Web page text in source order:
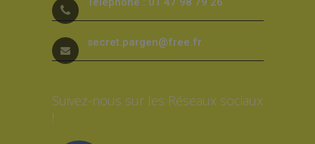
secret.pargen@free.fr
Suivez-nous sur les Réseaux sociaux
!